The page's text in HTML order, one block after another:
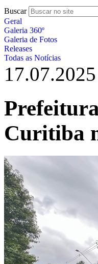
Buscar
Geral
Galeria 360º
Galeria de Fotos
Releases
Todas as Notícias
17.07.2025
Curitiba